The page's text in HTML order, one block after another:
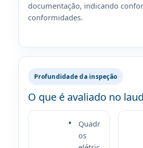
documentação, indicando
conformidades.
Profundidade da inspeção
O que é avaliado no
Quadr
os